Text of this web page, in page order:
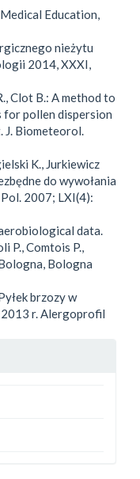
Education,
nieżytu
2014, XXXI,
Clot B.: A method to
pollen dispersion
J. Biometeorol.
K., Jurkiewicz
do wywołania
2007; LXI(4):
data.
Comtois P.,
Bologna
brzozy w
r. Alergoprofil